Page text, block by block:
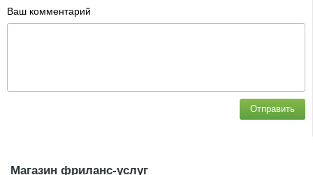
Ваш комментарий
Отправить
Магазин фриланс-услуг